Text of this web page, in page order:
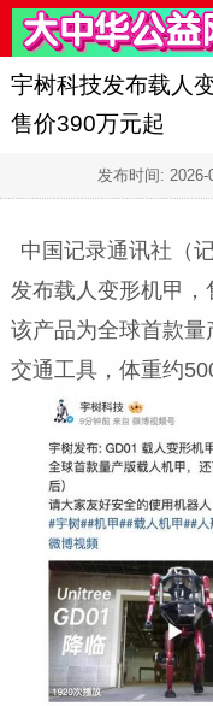
宇树科技发布载人
售价390万元起
发布时间: 2026-
中国记录通讯社（
发布载人变形机甲，
该产品为全球首款量
交通工具，体重约